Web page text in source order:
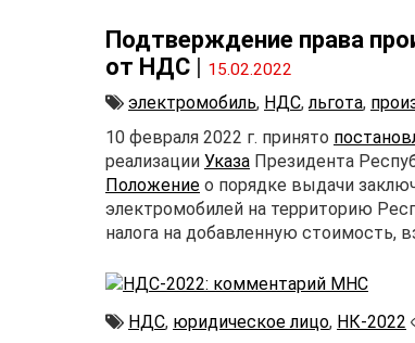
Подтверждение права
от НДС | 15.02.2022
электромобиль, НДС, льгота,
10 февраля 2022 г. принято
реализации Указа Президента
Положение о порядке выдачи
электромобилей на территорию
налога на добавленную
НДС, юридическое лицо, НК-2022